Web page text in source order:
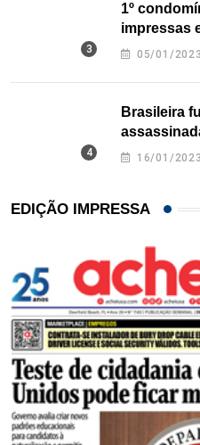
1º
impressas
Texas
05/01/2023
Brasileira
16/01/2023
EDIÇÃO IMPRESSA